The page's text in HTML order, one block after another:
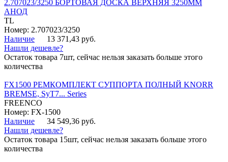
2.707023/3250 БОРТОВАЯ ДОСКА ВЕРХНЯЯ 3250ММ
АНОД
TL
Номер: 2.707023/3250
Наличие
13 371,43 руб.
Нашли дешевле?
Остаток товара 7шт, сейчас нельзя заказать больше этого
количества
FX1500 РЕМКОМПЛЕКТ СУППОРТА ПОЛНЫЙ KNORR
BREMSE, SyT7... Series
FREENCO
Номер: FX-1500
Наличие
34 549,36 руб.
Нашли дешевле?
Остаток товара 15шт, сейчас нельзя заказать больше этого
количества